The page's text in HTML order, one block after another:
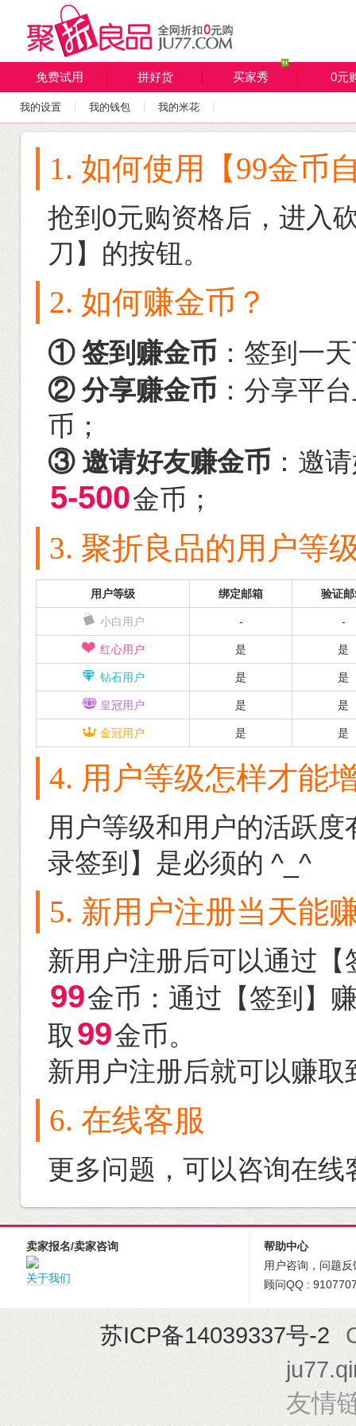
免费试用 拼好货 买家秀 0元
我的设置 我的钱包 我的米花
1. 如何使用【99金币
抢到0元购资格后，进入
刀】的按钮。
2. 如何赚金币？
① 签到赚金币 ：签到一
② 分享赚金币 ：分享平
币；
③ 邀请好友赚金币 ：邀
5-500金币；
3. 聚折良品的用户等
用户等级 绑定邮箱 验证
小白用户 - -
红心用户 是 是
钻石用户 是 是
皇冠用户 是 是
金冠用户 是 是
4. 用户等级怎样才能
用户等级和用户的活跃
录签到】是必须的 ^_^
5. 新用户注册当天能
新用户注册后可以通过
99金币：通过【签到】
取 99金币。
新用户注册后就可以赚
6. 在线客服
更多问题，可以咨询在
卖家报名/卖家咨询
关于我们
帮助中心
用户咨询，问题反
顾问QQ :
苏ICP备14039337号-2
友情